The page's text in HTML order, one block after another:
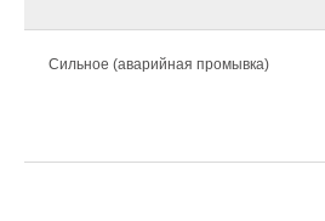
Сильное (аварийная промывка)